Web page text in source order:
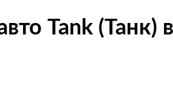
Tank (Танк)